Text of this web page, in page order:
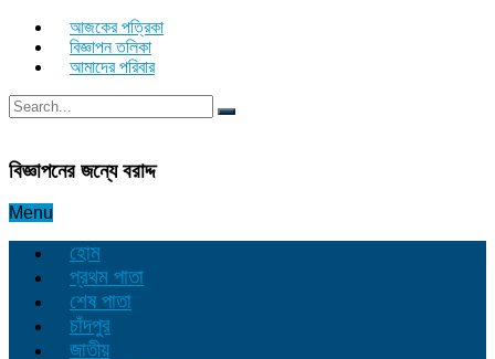
আজকের পত্রিকা
বিজ্ঞাপন তলিকা
আমাদের পরিবার
বিজ্ঞাপনের জন্যে বরাদ্দ
Menu
হোম
প্রথম পাতা
শেষ পাতা
চাঁদপুর
জাতীয়